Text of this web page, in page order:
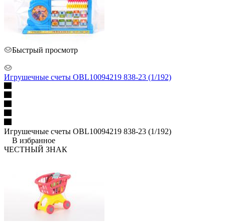
Быстрый просмотр
Игрушечные счеты OBL10094219 838-23 (1/192)
Игрушечные счеты OBL10094219 838-23 (1/192)
В избранное
ЧЕСТНЫЙ ЗНАК